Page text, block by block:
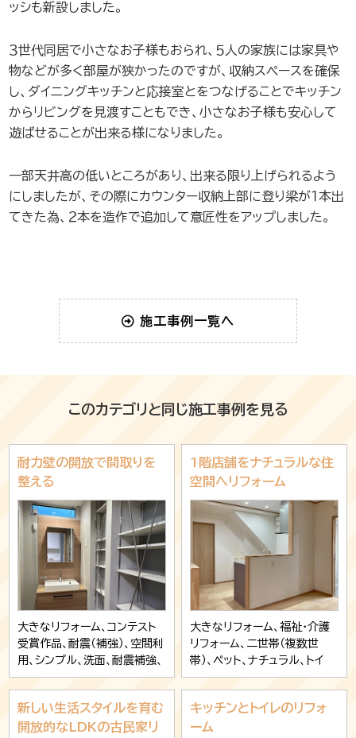
ッシも新設しました。
３世代同居で小さなお子様もおられ、５人の家族には家具や
物などが多く部屋が狭かったのですが、収納スペースを確保
し、ダイニングキッチンと応接室とをつなげることでキッチン
からリビングを見渡すこともでき、小さなお子様も安心して
遊ばせることが出来る様になりました。
一部天井高の低いところがあり、出来る限り上げられるよう
にしましたが、その際にカウンター収納上部に登り梁が１本出
てきた為、２本を造作で追加して意匠性をアップしました。
施工事例一覧へ
このカテゴリと同じ施工事例を見る
耐力壁の開放で間取りを
整える
大きなリフォーム、コンテスト
受賞作品、耐震（補強）、空間利
用、シンプル、洗面、耐震補強、
キッチン、収納
1階店舗をナチュラルな住
空間へリフォーム
大きなリフォーム、福祉・介護
リフォーム、二世帯（複数世
帯）、ペット、ナチュラル、トイ
レ、キッチン、ガスコンロ・IH、
収納、玄関
新しい生活スタイルを育む
開放的なLDKの古民家リ
キッチンとトイレのリフォ
ーム